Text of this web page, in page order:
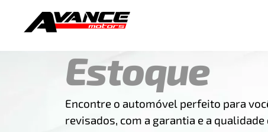
Estoque
Encontre o automóvel perfeito para
revisados, com a garantia e a qualidade